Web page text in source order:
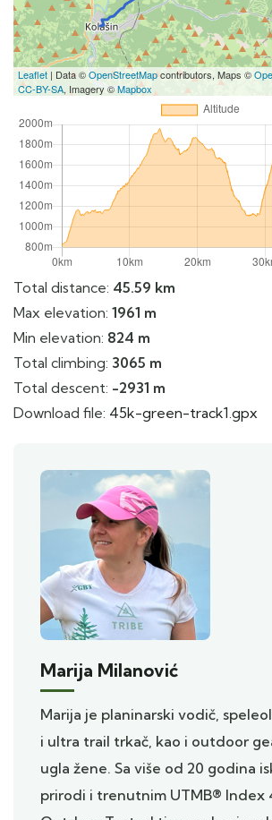
Leaflet | Data ©OpenStreetMapcontributors, Maps ©
CC-BY-SA, Imagery ©Mapbox
Total distance: 45.59 km
Max elevation: 1961 m
Min elevation: 824 m
Total climbing: 3065 m
Total descent: -2931 m
Download file: 45k-green-track1.gpx
Marija Milanović
Marija je planinarski vodič,
i ultra trail trkač, kao i outdoor
ugla žene. Sa više od 20 godina
prirodi i trenutnim UTMB® Index